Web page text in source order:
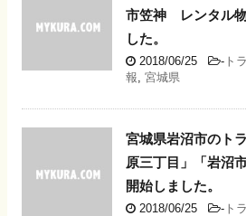
市笠神 レンタル
した。
2018/06/25 - ト
報 宮城県
宮城県岩沼市のト
原三丁目」「岩沼
開始しました。
2018/06/25 - ト